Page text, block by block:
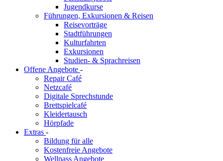
Jugendkurse
Führungen, Exkursionen & Reisen
Reisevorträge
Stadtführungen
Kulturfahrten
Exkursionen
Studien- & Sprachreisen
Offene Angebote -
Repair Café
Netzcafé
Digitale Sprechstunde
Brettspielcafé
Kleidertausch
Hörpfade
Extras -
Bildung für alle
Kostenfreie Angebote
Wellpass Angebote